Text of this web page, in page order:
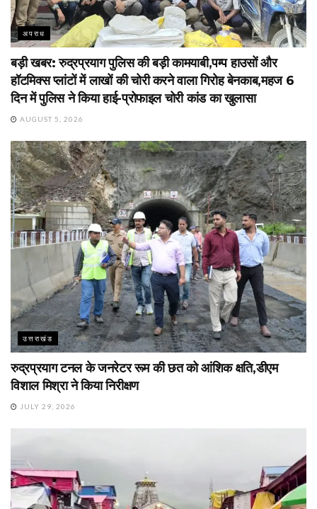
अपराध
बड़ी खबर: रुद्रप्रयाग पुलिस की बड़ी कामयाबी,पम्प हाउसों और
हॉटमिक्स प्लांटों में लाखों की चोरी करने वाला गिरोह बेनकाब,महज 6
दिन में पुलिस ने किया हाई-प्रोफाइल चोरी कांड का खुलासा
AUGUST 5, 2026
उत्तराखंड
रुद्रप्रयाग टनल के जनरेटर रूम की छत को आंशिक क्षति,डीएम
विशाल मिश्रा ने किया निरीक्षण
JULY 29, 2026